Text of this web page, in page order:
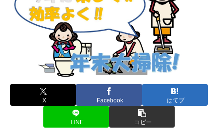
X Facebook はてブ
LINE コピー